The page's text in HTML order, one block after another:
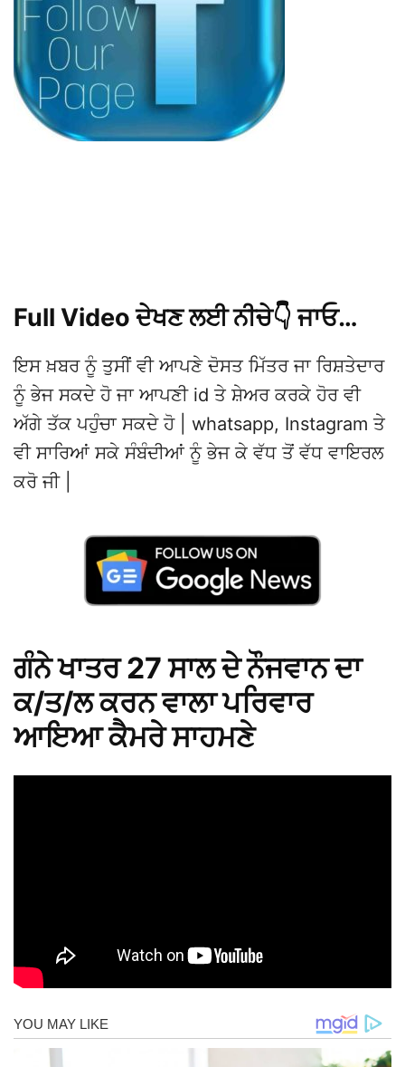
Full Video ਦੇਖਣ ਲਈ ਨੀਚੇ👇 ਜਾਓ…
ਇਸ ਖ਼ਬਰ ਨੂੰ ਤੁਸੀਂ ਵੀ ਆਪਣੇ ਦੋਸਤ ਮਿੱਤਰ ਜਾ ਰਿਸ਼ਤੇਦਾਰ
ਨੂੰ ਭੇਜ ਸਕਦੇ ਹੋ ਜਾ ਆਪਣੀ id ਤੇ ਸ਼ੇਅਰ ਕਰਕੇ ਹੋਰ ਵੀ
ਅੱਗੇ ਤੱਕ ਪਹੁੰਚਾ ਸਕਦੇ ਹੋ | whatsapp, Instagram ਤੇ
ਵੀ ਸਾਰਿਆਂ ਸਕੇ ਸੰਬੰਦੀਆਂ ਨੂੰ ਭੇਜ ਕੇ ਵੱਧ ਤੋਂ ਵੱਧ ਵਾਇਰਲ
ਕਰੋ ਜੀ |
ਗੰਨੇ ਖਾਤਰ 27 ਸਾਲ ਦੇ ਨੌਜਵਾਨ ਦਾ
ਕ/ਤ/ਲ ਕਰਨ ਵਾਲਾ ਪਰਿਵਾਰ
ਆਇਆ ਕੈਮਰੇ ਸਾਹਮਣੇ